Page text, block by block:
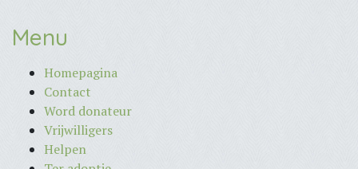
Menu
Homepagina
Contact
Word donateur
Vrijwilligers
Helpen